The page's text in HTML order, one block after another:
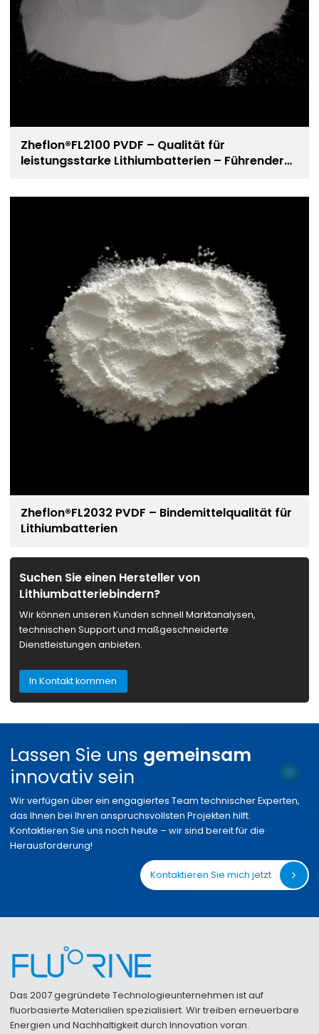
Zheflon®FL2100 PVDF – Qualität für
leistungsstarke Lithiumbatterien – Führender
Zheflon®FL2032 PVDF – Bindemittelqualität für
Lithiumbatterien
Suchen Sie einen Hersteller von
Lithiumbatteriebindern?
Wir können unseren Kunden schnell Marktanalysen,
technischen Support und maßgeschneiderte
Dienstleistungen anbieten.
In Kontakt kommen
Lassen Sie uns gemeinsam
innovativ sein
Wir verfügen über ein engagiertes Team technischer Experten,
das Ihnen bei Ihren anspruchsvollsten Projekten hilft.
Kontaktieren Sie uns noch heute – wir sind bereit für die
Herausforderung!
Kontaktieren Sie mich jetzt
Das 2007 gegründete Technologieunternehmen ist auf
fluorbasierte Materialien spezialisiert. Wir treiben erneuerbare
Energien und Nachhaltigkeit durch Innovation voran.